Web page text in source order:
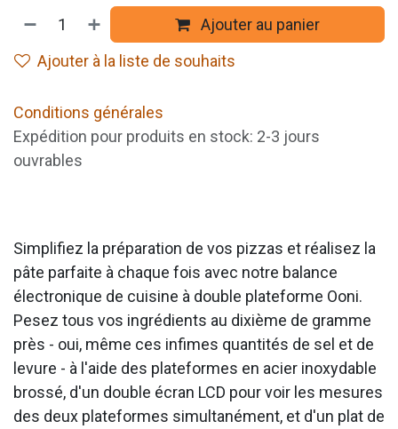
Ajouter au panier
Ajouter à la liste de souhaits
Conditions générales
Expédition pour produits en stock: 2-3 jours
ouvrables
Simplifiez la préparation de vos pizzas et réalisez la
pâte parfaite à chaque fois avec notre balance
électronique de cuisine à double plateforme Ooni.
Pesez tous vos ingrédients au dixième de gramme
près - oui, même ces infimes quantités de sel et de
levure - à l'aide des plateformes en acier inoxydable
brossé, d'un double écran LCD pour voir les mesures
des deux plateformes simultanément, et d'un plat de